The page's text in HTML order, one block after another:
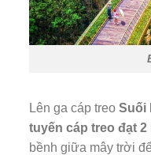
Lên ga cáp treo Suối
tuyến cáp treo đạt
bềnh giữa mây trời